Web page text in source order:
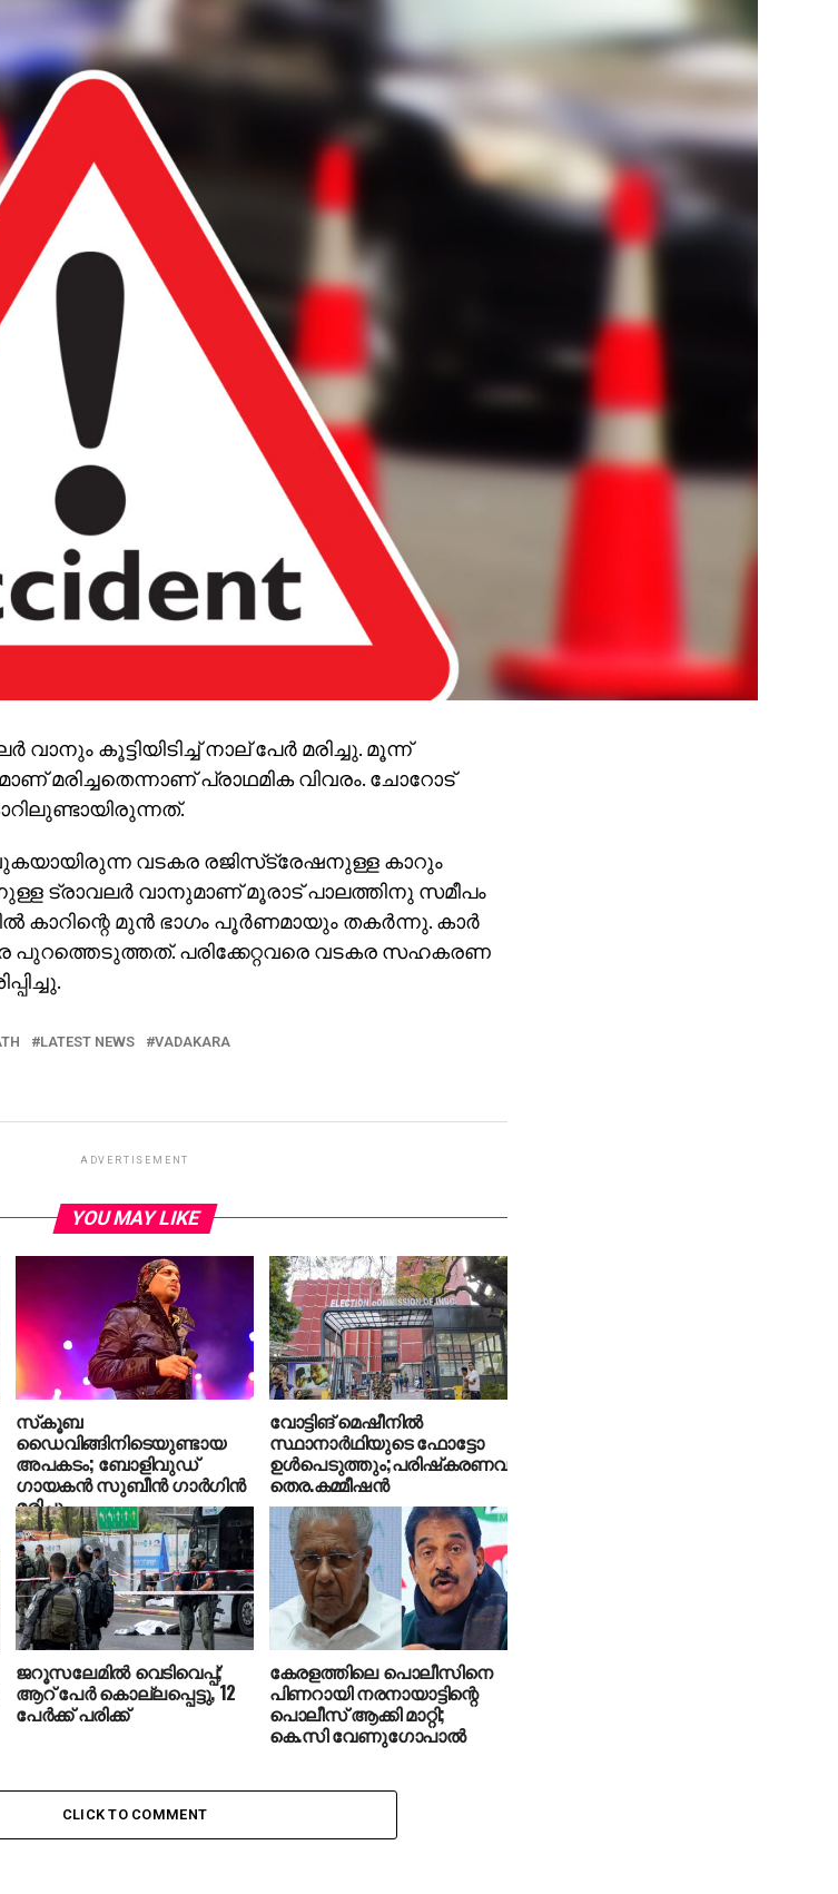
കൂട്ടിയിടിച്ച് നാല് പേര്‍ മരിച്ചു. മൂന്ന്
മരിച്ചതെന്നാണ് പ്രാഥമിക വിവരം. ചോറോട്
വടകര രജിസ്‌ട്രേഷനുള്ള കാറും
ട്രാവലര്‍ വാനുമാണ് മൂരാട് പാലത്തിനു സമീപം
കാറിന്റെ മുന്‍ ഭാഗം പൂര്‍ണമായും തകര്‍ന്നു. കാര്‍
പുറത്തെടുത്തത്. പരിക്കേറ്റവരെ വടകര സഹകരണ
LATEST NEWS VADAKARA
ADVERTISEMENT
YOU MAY LIKE
സ്‌കൂബ
ഡൈവിങ്ങിനിടെയുണ്ടായ
അപകടം; ബോളിവുഡ്
ഗായകന്‍ സുബീന്‍ ഗാര്‍ഗിന്‍
മരിച്ചു
വോട്ടിങ് മെഷീനില്‍
സ്ഥാനാര്‍ഥിയുടെ ഫോട്ടോ
ഉള്‍പെടുത്തും;പരിഷ്‌കരണവുമായി
തെര.കമ്മീഷന്‍
ജറൂസലേമില്‍ വെടിവെപ്പ്;
ആറ് പേര്‍ കൊല്ലപ്പെട്ടു, 12
പേര്‍ക്ക് പരിക്ക്
കേരളത്തിലെ പൊലീസിനെ
പിണറായി നരനായാട്ടിന്റെ
പൊലീസ് ആക്കി മാറ്റി;
കെ.സി വേണുഗോപാല്‍
CLICK TO COMMENT